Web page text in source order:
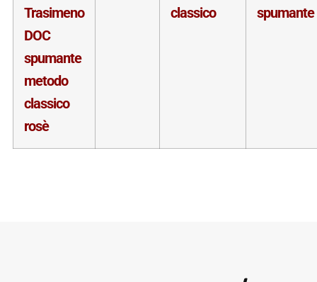
Trasimeno
DOC
spumante
metodo
classico
rosè
classico
spumante